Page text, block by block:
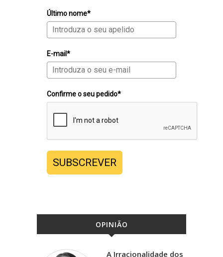
Último nome*
E-mail*
Confirme o seu pedido*
SUBSCREVER
OPINIÃO
A Irracionalidade dos